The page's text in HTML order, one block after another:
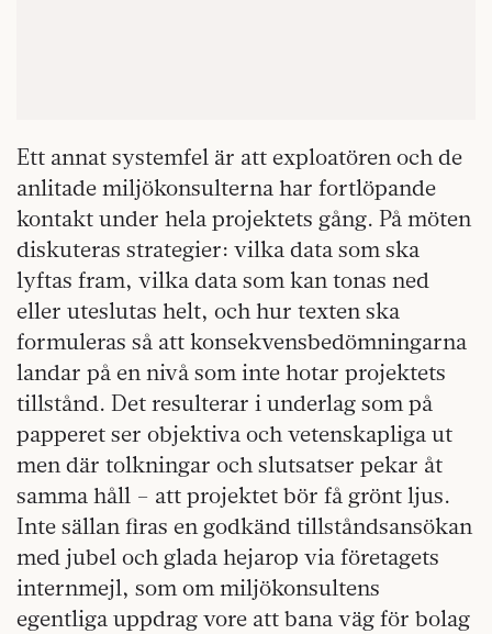
Ett annat systemfel är att exploatören och de
anlitade miljökonsulterna har fortlöpande
kontakt under hela projektets gång. På möten
diskuteras strategier: vilka data som ska
lyftas fram, vilka data som kan tonas ned
eller uteslutas helt, och hur texten ska
formuleras så att konsekvensbedömningarna
landar på en nivå som inte hotar projektets
tillstånd. Det resulterar i underlag som på
papperet ser objektiva och vetenskapliga ut
men där tolkningar och slutsatser pekar åt
samma håll – att projektet bör få grönt ljus.
Inte sällan firas en godkänd tillståndsansökan
med jubel och glada hejarop via företagets
internmejl, som om miljökonsultens
egentliga uppdrag vore att bana väg för bolag